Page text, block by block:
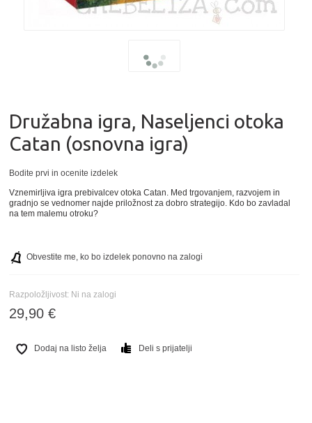
Družabna igra, Naseljenci otoka
Catan (osnovna igra)
Bodite prvi in ocenite izdelek
Vznemirljiva igra prebivalcev otoka Catan. Med trgovanjem, razvojem in
gradnjo se vednomer najde priložnost za dobro strategijo. Kdo bo zavladal
na tem malemu otroku?
Obvestite me, ko bo izdelek ponovno na zalogi
Razpoložljivost: Ni na zalogi
29,90 €
Dodaj na listo želja Deli s prijatelji